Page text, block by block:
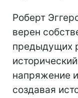
Роберт
верен
предыдущих
напряжение
создавая